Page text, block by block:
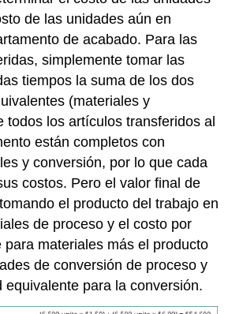
de las unidades aún en
de acabado. Para las
simplemente tomar las
tiempos la suma de los dos
(materiales y
todos los artículos transferidos al
están completos con
y conversión, por lo que cada
costos. Pero el valor final de
el producto del trabajo en
de proceso y el costo por
para materiales más el producto
de conversión de proceso y
equivalente para la conversión.